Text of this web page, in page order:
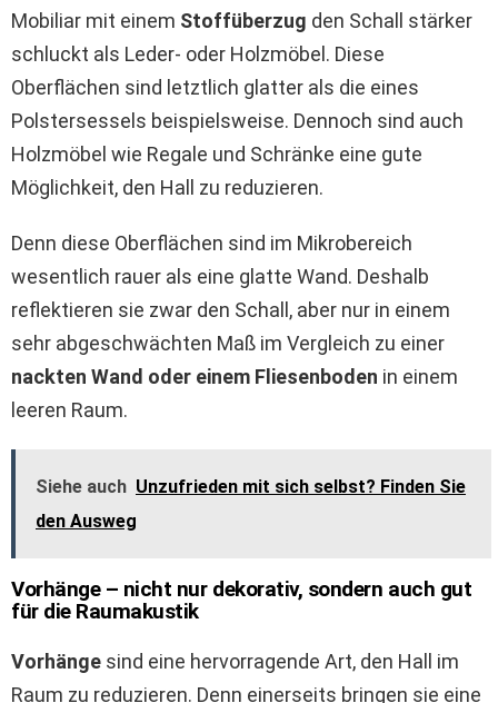
Mobiliar mit einem Stoffüberzug den Schall stärker
schluckt als Leder- oder Holzmöbel. Diese
Oberflächen sind letztlich glatter als die eines
Polstersessels beispielsweise. Dennoch sind auch
Holzmöbel wie Regale und Schränke eine gute
Möglichkeit, den Hall zu reduzieren.
Denn diese Oberflächen sind im Mikrobereich
wesentlich rauer als eine glatte Wand. Deshalb
reflektieren sie zwar den Schall, aber nur in einem
sehr abgeschwächten Maß im Vergleich zu einer
nackten Wand oder einem Fliesenboden in einem
leeren Raum.
Siehe auch Unzufrieden mit sich selbst? Finden Sie
den Ausweg
Vorhänge – nicht nur dekorativ, sondern auch gut
für die Raumakustik
Vorhänge sind eine hervorragende Art, den Hall im
Raum zu reduzieren. Denn einerseits bringen sie eine